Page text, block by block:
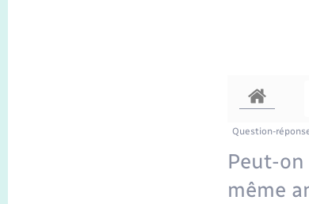
Question-
Peut-
même